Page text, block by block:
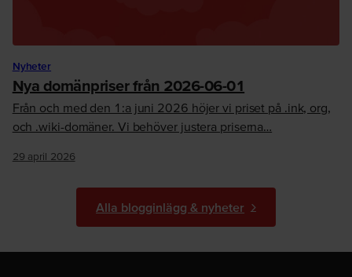
Nyheter
Nya domänpriser från 2026-06-01
Från och med den 1:a juni 2026 höjer vi priset på .ink, org,
och .wiki-domäner. Vi behöver justera priserna…
29 april 2026
Alla blogginlägg & nyheter